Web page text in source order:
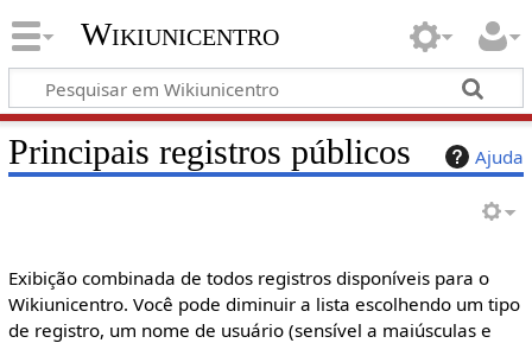
Wikiunicentro
Ajuda
Principais registros públicos
Exibição combinada de todos registros disponíveis para o
Wikiunicentro. Você pode diminuir a lista escolhendo um tipo
de registro, um nome de usuário (sensível a maiúsculas e